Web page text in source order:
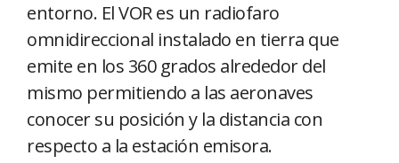
entorno. El VOR es un radiofaro
omnidireccional instalado en tierra que
emite en los 360 grados alrededor del
mismo permitiendo a las aeronaves
conocer su posición y la distancia con
respecto a la estación emisora.